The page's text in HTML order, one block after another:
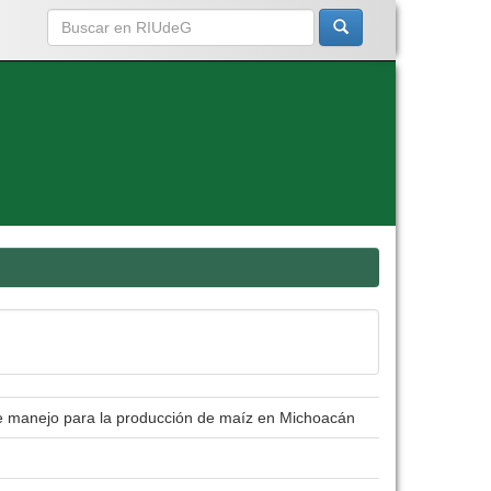
para la producción de maíz en Michoacán